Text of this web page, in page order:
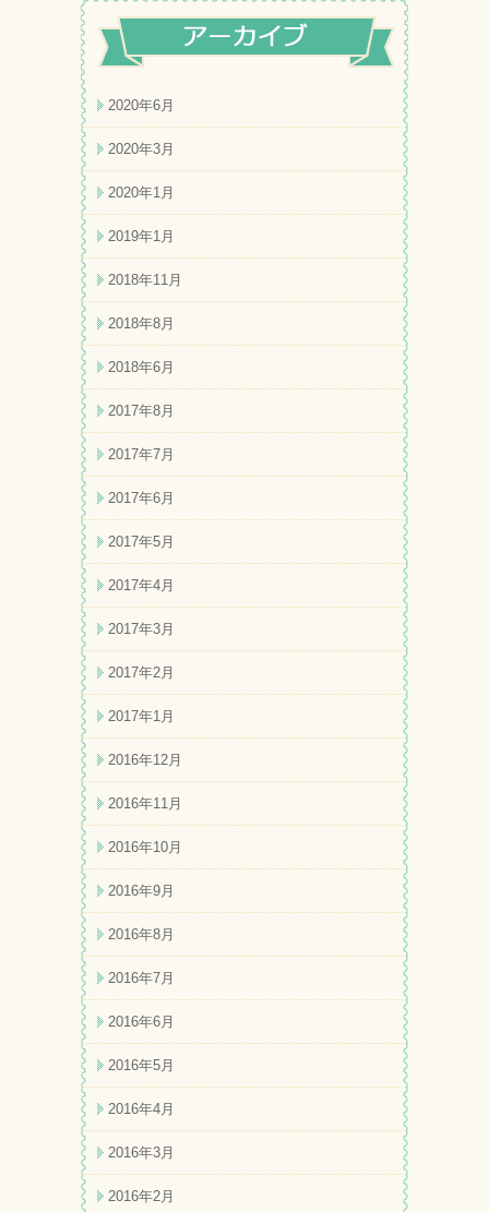
2020年6月
2020年3月
2020年1月
2019年1月
2018年11月
2018年8月
2018年6月
2017年8月
2017年7月
2017年6月
2017年5月
2017年4月
2017年3月
2017年2月
2017年1月
2016年12月
2016年11月
2016年10月
2016年9月
2016年8月
2016年7月
2016年6月
2016年5月
2016年4月
2016年3月
2016年2月